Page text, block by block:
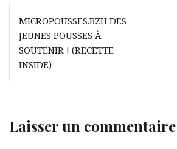
Navigation
de
l’article
MICROPOUSSES.BZH DES
JEUNES POUSSES À
SOUTENIR ! (RECETTE
INSIDE)
Laisser un commentaire